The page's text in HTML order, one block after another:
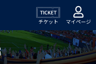
チケット マイページ